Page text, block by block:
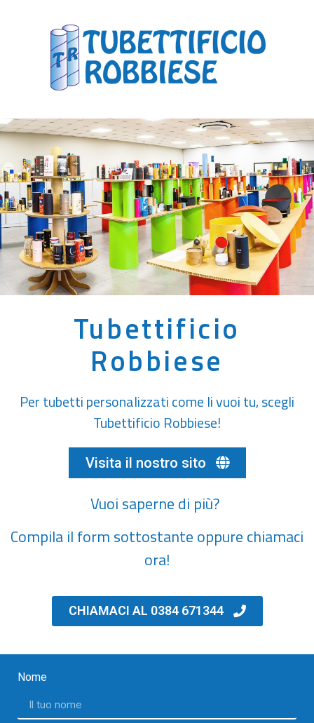
Tubettificio
Robbiese
Per tubetti personalizzati come li vuoi tu, scegli
Tubettificio Robbiese!
Visita il nostro sito
Vuoi saperne di più?
Compila il form sottostante oppure chiamaci
ora!
CHIAMACI AL 0384 671344
Nome